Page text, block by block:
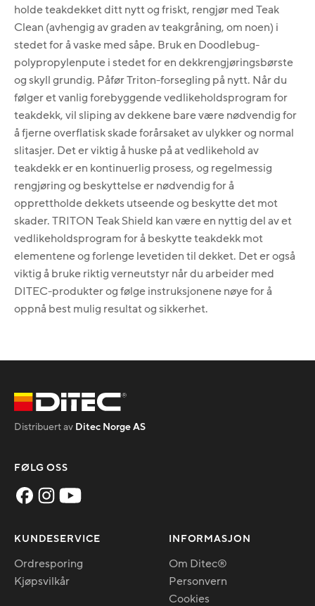
holde teakdekket ditt nytt og friskt, rengjør med Teak
Clean (avhengig av graden av teakgråning, om noen) i
stedet for å vaske med såpe. Bruk en Doodlebug-
polypropylenpute i stedet for en dekkrengjøringsbørste
og skyll grundig. Påfør Triton-forsegling på nytt. Når du
følger et vanlig forebyggende vedlikeholdsprogram for
teakdekk, vil sliping av dekkene bare være nødvendig for
å fjerne overflatisk skade forårsaket av ulykker og normal
slitasjer. Det er viktig å huske på at vedlikehold av
teakdekk er en kontinuerlig prosess, og regelmessig
rengjøring og beskyttelse er nødvendig for å
opprettholde dekkets utseende og beskytte det mot
skader. TRITON Teak Shield kan være en nyttig del av et
vedlikeholdsprogram for å beskytte teakdekk mot
elementene og forlenge levetiden til dekket. Det er også
viktig å bruke riktig verneutstyr når du arbeider med
DITEC-produkter og følge instruksjonene nøye for å
oppnå best mulig resultat og sikkerhet.
Distribuert av Ditec Norge AS
FØLG OSS
KUNDESERVICE
Ordresporing
Kjøpsvilkår
INFORMASJON
Om Ditec®
Personvern
Cookies